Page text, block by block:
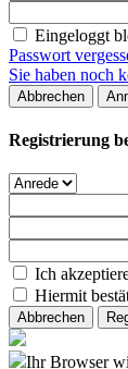
Eingeloggt
Passwort
Sie haben noch
Abbrechen
Registrierung
Ich
Hiermit
Abbrechen
Ihr Browser